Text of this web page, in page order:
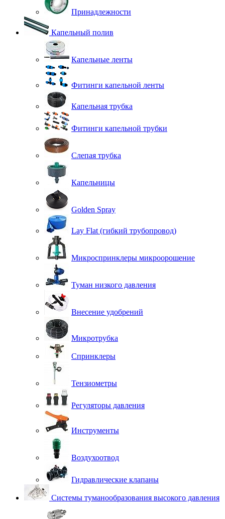
Принадлежности
Капельный полив
Капельные ленты
Фитинги капельной ленты
Капельная трубка
Фитинги капельной трубки
Слепая трубка
Капельницы
Golden Spray
Lay Flat (гибкий трубопровод)
Микроспринклеры микроорошение
Туман низкого давления
Внесение удобрений
Микротрубка
Спринклеры
Тензиометры
Регуляторы давления
Инструменты
Воздухоотвод
Гидравлические клапаны
Системы туманообразования высокого давления